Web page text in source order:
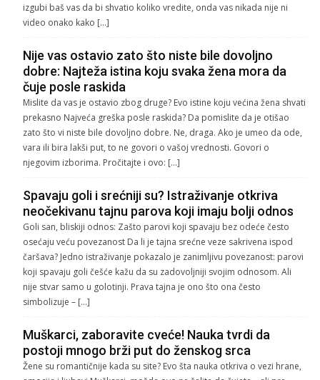
izgubi baš vas da bi shvatio koliko vredite, onda vas nikada nije ni
video onako kako […]
Nije vas ostavio zato što niste bile dovoljno
dobre: Najteža istina koju svaka žena mora da
čuje posle raskida
Mislite da vas je ostavio zbog druge? Evo istine koju većina žena shvati
prekasno Najveća greška posle raskida? Da pomislite da je otišao
zato što vi niste bile dovoljno dobre. Ne, draga. Ako je umeo da ode,
vara ili bira lakši put, to ne govori o vašoj vrednosti. Govori o
njegovim izborima. Pročitajte i ovo: […]
Spavaju goli i srećniji su? Istraživanje otkriva
neočekivanu tajnu parova koji imaju bolji odnos
Goli san, bliskiji odnos: Zašto parovi koji spavaju bez odeće često
osećaju veću povezanost Da li je tajna srećne veze sakrivena ispod
čaršava? Jedno istraživanje pokazalo je zanimljivu povezanost: parovi
koji spavaju goli češće kažu da su zadovoljniji svojim odnosom. Ali
nije stvar samo u golotinji. Prava tajna je ono što ona često
simbolizuje – […]
Muškarci, zaboravite cveće! Nauka tvrdi da
postoji mnogo brži put do ženskog srca
Žene su romantičnije kada su site? Evo šta nauka otkriva o vezi hrane,